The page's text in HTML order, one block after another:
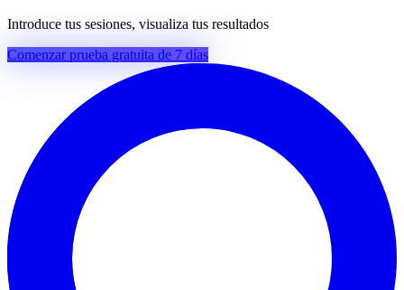
Introduce tus sesiones, visualiza tus resultados
Comenzar prueba gratuita de 7 días